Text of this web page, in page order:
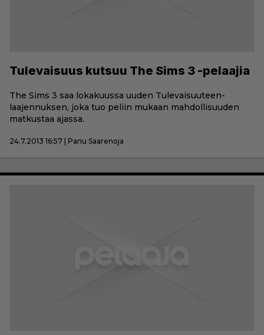
Tulevaisuus kutsuu The Sims 3 -pelaajia
The Sims 3 saa lokakuussa uuden Tulevaisuuteen-
laajennuksen, joka tuo peliin mukaan mahdollisuuden
matkustaa ajassa.
24.7.2013 16:57 | Panu Saarenoja